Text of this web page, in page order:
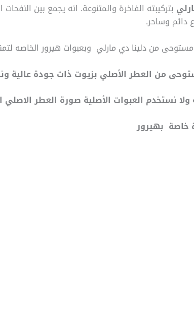
بتركيبته الفاخرة والمتنوعة. انه يجمع بين
دائم وساحر.
من دلينا دي مارلي وبعبوات هيرور الخاصه
من العطر الأصلي بزيوت ذات جودة عالية
ولا نستخدم العبوات الأصلية صورة العطر
خاصة بهيرور